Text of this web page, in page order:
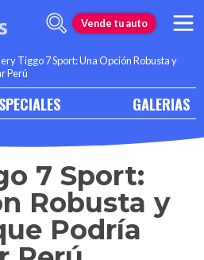
Vende tu auto
Tiggo 7 Sport: Una Opción Robusta y
Perú
GALERIAS
7 Sport:
Robusta y
Podría